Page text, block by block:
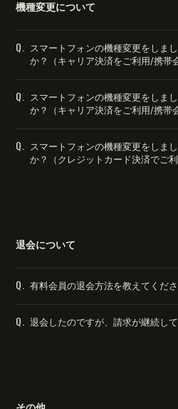
機種変更について
Q.
スマートフォンの機種変更をしま
か？（キャリア決済をご利用/携帯
Q.
スマートフォンの機種変更をしま
か？（キャリア決済をご利用/携帯
Q.
スマートフォンの機種変更をしま
か？（クレジットカード決済でご利
退会について
Q. 有料会員の退会方法を教えてくださ
Q. 退会したのですが、請求が継続して